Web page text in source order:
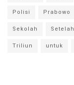
Polisi
Prabowo
Sekolah
Setelah
Triliun
untuk